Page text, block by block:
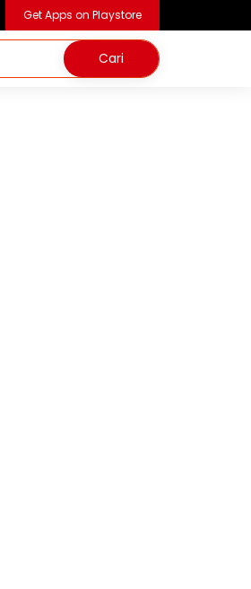
Get Apps on Playstore